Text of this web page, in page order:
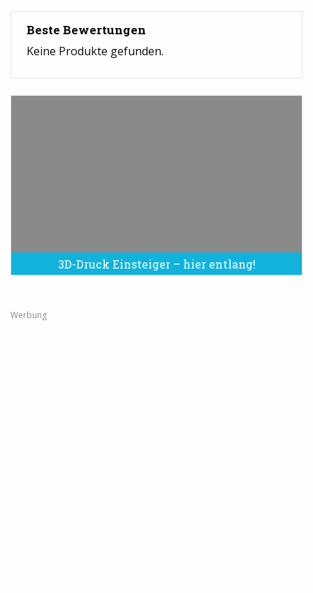
Beste Bewertungen
Keine Produkte gefunden.
3D-Druck Einsteiger – hier entlang!
Werbung